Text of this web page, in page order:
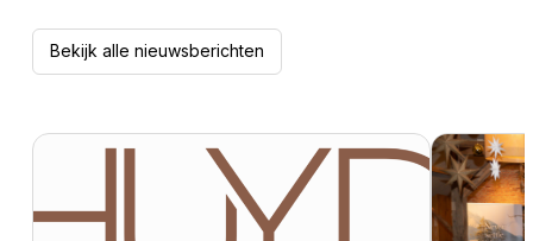
Bekijk alle nieuwsberichten